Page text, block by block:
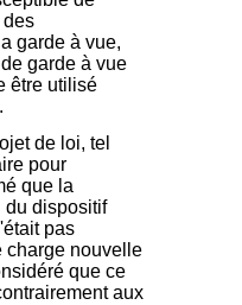
garde à vue,
garde à vue
être utilisé
de loi, tel
pour
que la
du dispositif
pas
charge nouvelle
que ce
aux